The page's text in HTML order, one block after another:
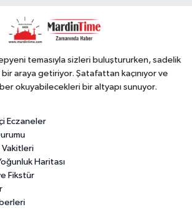
temasıyla sizleri buluştururken, sadelik
araya getiriyor. Şatafattan kaçınıyor ve
okuyabilecekleri bir altyapı sunuyor.
Eczaneler
Vakitleri
Haritası
Fikstür